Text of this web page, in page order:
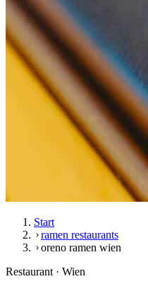
Start
ramen restaurants
oreno ramen wien
Restaurant · Wien